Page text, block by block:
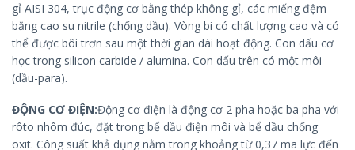
gỉ AISI 304, trục động cơ bằng thép không gỉ, các miếng đệm
bằng cao su nitrile (chống dầu). Vòng bi có chất lượng cao và có
thể được bôi trơn sau một thời gian dài hoạt động. Con dấu cơ
học trong silicon carbide / alumina. Con dấu trên có một môi
(dầu-para).
ĐỘNG CƠ ĐIỆN:Động cơ điện là động cơ 2 pha hoặc ba pha với
rôto nhôm đúc, đặt trong bể dầu điện môi và bể dầu chống
oxit. Công suất khả dụng nằm trong khoảng từ 0,37 mã lực đến